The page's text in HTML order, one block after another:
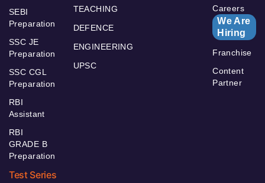
SEBI
Preparation
SSC JE
Preparation
SSC CGL
Preparation
RBI
Assistant
RBI
GRADE B
Preparation
TEACHING
DEFENCE
ENGINEERING
UPSC
Careers
We Are
Hiring
Franchise
Content
Partner
Test Series